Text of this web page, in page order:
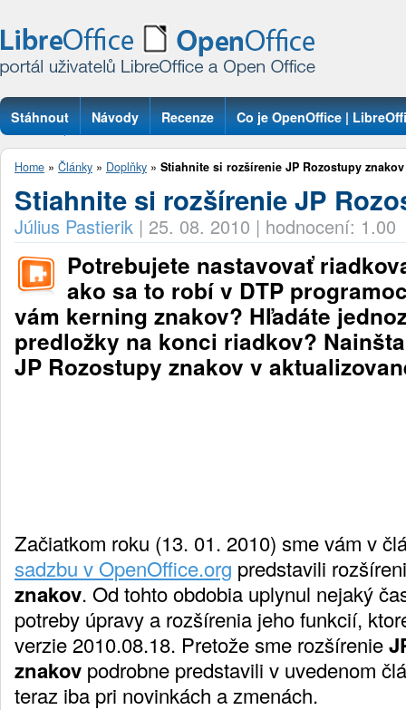
Stáhnout Návody Recenze Co je OpenOffice |
Otázky
Home » Články » Doplňky » Stiahnite si rozšírenie JP Rozostupy znakov
Stiahnite si rozšírenie JP
Július Pastierik | 25. 08. 2010 | hodnocení: 1.00
Potrebujete nastavovať
ako sa to robí v DTP
vám kerning znakov? Hľadáte
predložky na konci riadkov?
JP Rozostupy znakov v
Začiatkom roku (13. 01. 2010) sme vám v
sadzbu v OpenOffice.org predstavili
znakov. Od tohto obdobia uplynul nejaký
potreby úpravy a rozšírenia jeho funkcií,
verzie 2010.08.18. Pretože sme rozšírenie
znakov podrobne predstavili v uvedenom
teraz iba pri novinkách a zmenách.